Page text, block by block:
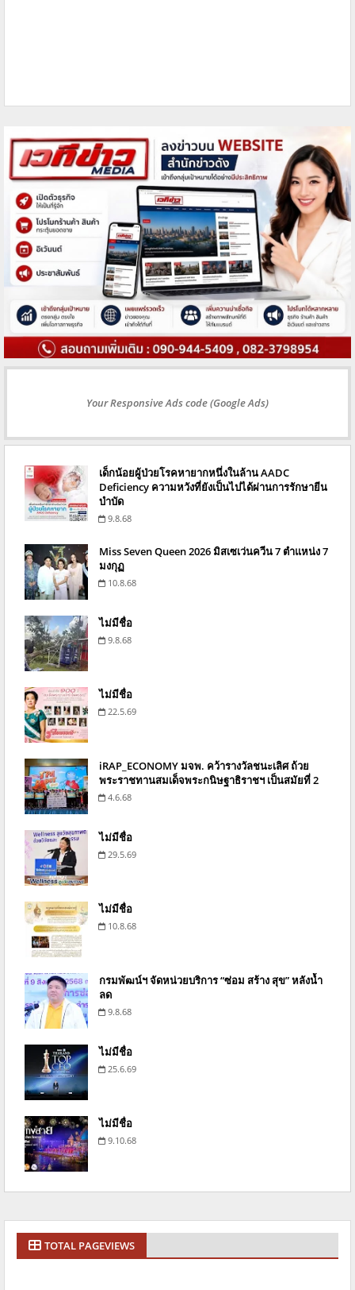
Your Responsive Ads code (Google Ads)
เด็กน้อยผู้ป่วยโรคหายากหนึ่งในล้าน AADC
Deficiency ความหวังที่ยังเป็นไปได้ผ่านการรักษายีน
บำบัด
9.8.68
Miss Seven Queen 2026 มิสเซเว่นควีน 7 ตำแหน่ง 7
มงกุฏ
10.8.68
ไม่มีชื่อ
9.8.68
ไม่มีชื่อ
22.5.69
iRAP_ECONOMY มจพ. คว้ารางวัลชนะเลิศ ถ้วย
พระราชทานสมเด็จพระกนิษฐาธิราชฯ เป็นสมัยที่ 2
4.6.68
ไม่มีชื่อ
29.5.69
ไม่มีชื่อ
10.8.68
กรมพัฒน์ฯ จัดหน่วยบริการ “ซ่อม สร้าง สุข” หลังน้ำ
ลด
9.8.68
ไม่มีชื่อ
25.6.69
ไม่มีชื่อ
9.10.68
TOTAL PAGEVIEWS